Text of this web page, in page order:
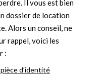
Il vous est bien
dossier de location
Alors un conseil, ne
rappel, voici les
:
d’identité